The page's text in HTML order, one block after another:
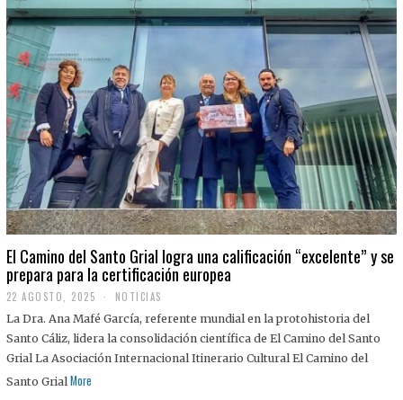
El Camino del Santo Grial logra una calificación “excelente” y se
prepara para la certificación europea
22 AGOSTO, 2025
2
A
G
O
S
NOTICIAS
La Dra. Ana Mafé García, referente mundial en la protohistoria del
Santo Cáliz, lidera la consolidación científica de El Camino del Santo
Grial La Asociación Internacional Itinerario Cultural El Camino del
Santo Grial More